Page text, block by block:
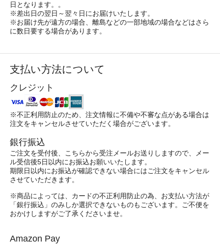
日となります。。
※差出日の翌日～翌々日にお届けいたします。
※お届け先が遠方の場合、離島などの一部地域の場合などはさら
に数日要する場合があります。
支払い方法について
クレジット
※不正利用防止のため、注文情報に不備や不審な点がある場合は
注文をキャンセルさせていただく場合がございます。
銀行振込
ご注文を受付後、こちらから受注メールお送りしますので、メー
ル受信後5日以内にお振込お願いいたします。
期限日以内にお振込が確認できない場合にはご注文をキャンセル
させていただきます。
※商品によっては、カードの不正利用防止の為、お支払い方法が
「銀行振込」のみしか選択できないものもございます。ご不便を
おかけしますがご了承くださいませ。
Amazon Pay